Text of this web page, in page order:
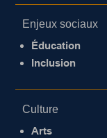
Enjeux sociaux
Éducation
Inclusion
Culture
Arts